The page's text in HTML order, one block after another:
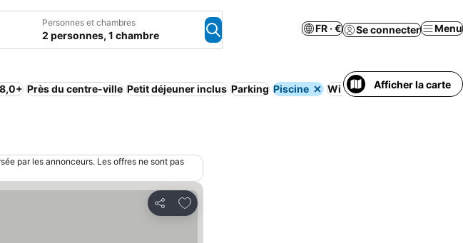
Personnes et chambres
2 personnes, 1 chambre
FR · € Se connecter Menu
Près du centre-ville Petit déjeuner inclus Parking Piscine Wi-Fi Animaux acceptés
Afficher la carte
par les annonceurs. Les offres ne sont pas
Partager
Ajouter à mes favoris